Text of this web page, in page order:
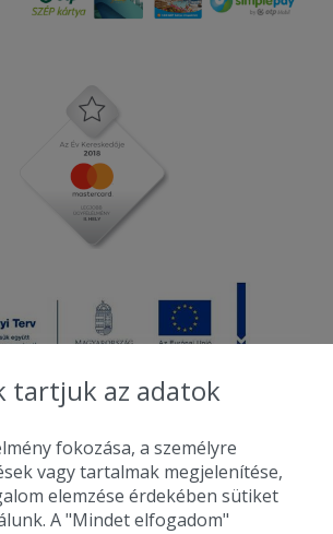
- Falatozz.hu - Diston-line Kft.
menük kedvező áron, egy helyen az összes
étterem ajánlata.
tartjuk az adatok
fokozása, a személyre
vagy tartalmak megjelenítése,
elemzése érdekében sütiket
A "Mindet elfogadom"